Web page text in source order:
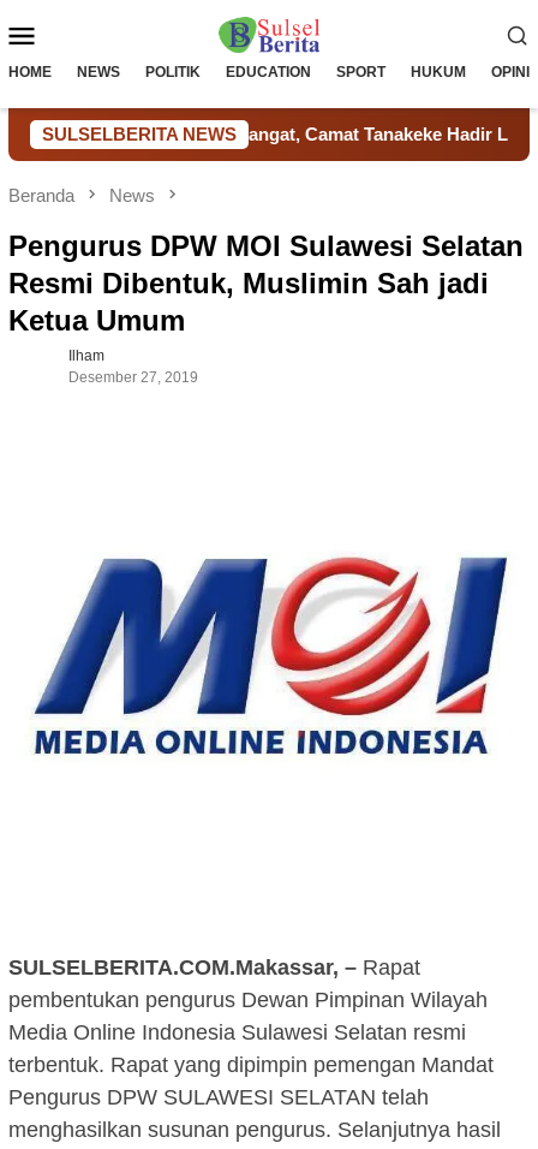
ke
Mobile
HOME NEWS POLITIK EDUCATION SPORT HUKUM OPINI
SULSELBERITA NEWS
Berlangsung Hangat, Camat Tanakeke Hadir Langsung
Beranda News
Pengurus DPW MOI Sulawesi Selatan
Resmi Dibentuk, Muslimin Sah jadi
Ketua Umum
Ilham
Desember 27, 2019
SULSELBERITA.COM.Makassar, – Rapat
pembentukan pengurus Dewan Pimpinan Wilayah
Media Online Indonesia Sulawesi Selatan resmi
terbentuk. Rapat yang dipimpin pemengan Mandat
Pengurus DPW SULAWESI SELATAN telah
menghasilkan susunan pengurus. Selanjutnya hasil